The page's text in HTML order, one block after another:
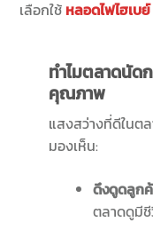
เลือกใช้ หลอดไฟไฮเบย์
ทำไมตลาดนัด
คุณภาพ
แสงสว่างที่ดีในต
มองเห็น:
ดึงดูดลูก
ตลาดดูมีชี